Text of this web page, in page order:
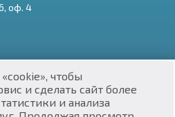
оф. 4
сайтов
чтобы
и сделать сайт более
и анализа